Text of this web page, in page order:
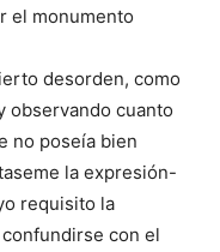
el monumento
desorden, como
observando cuanto
no poseía bien
la expresión-
requisito la
con el